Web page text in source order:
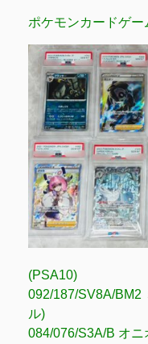
ポケモンカードゲー
(PSA10)
092/187/SV8A/BM2
ル)
084/076/S3A/B オニ